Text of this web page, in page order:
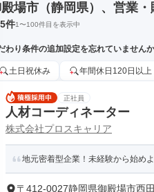
場市（静岡県）、営業
件1〜100件目を表示中
わり条件の追加設定を忘れていません
土日祝休み 年間休日120日以上
正社員
人材コーディネーター
株式会社プロスキャリア
地元密着型企業！未経験から始め
〒412-0027静岡県御殿場市西